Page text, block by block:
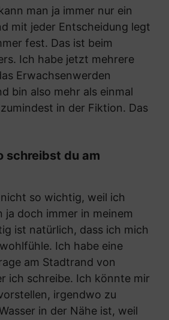
man ja immer nur ein
mit jeder Entscheidung legt
fest. Das ist beim
Ich habe jetzt mehrere
Erwachsenwerden
bin also mehr als einmal
in der Fiktion. Das
schreibst du am
so wichtig, weil ich
ja doch immer in meinem
ist natürlich, dass ich mich
Ich habe eine
am Stadtrand von
ich schreibe. Ich könnte mir
irgendwo zu
in der Nähe ist, weil